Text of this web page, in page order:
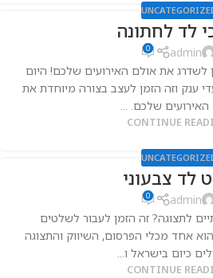
לד לחתונה
admin
0
לשדרג את אולם האירועים שלכם! היום
ענק וזה הזמן לעצב בצורה מיוחדת את
שלכם. ...
CONTINUE
לד צבעוני
admin
0
לתצוגה? זה הזמן לעבור לשלטים
הוא אחד מכלי הפרסום, השיווק והתצוגה
כיום בישראל ו...
CONTINUE